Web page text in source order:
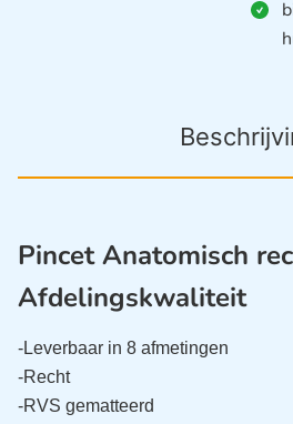
Pincet Anatomisch
Afdelingskwaliteit
-Leverbaar in 8 afmetingen
-Recht
-RVS gematteerd